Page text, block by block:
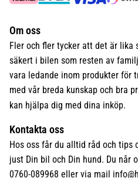
Om oss
Fler och fler tycker att det är lika
säkert i bilen som resten av
vara ledande inom produkter för
med vår breda kunskap och bra
kan hjälpa dig med dina inköp.
Kontakta oss
Hos oss får du alltid råd och tips
just Din bil och Din hund. Du når
0760-089968 eller via mail